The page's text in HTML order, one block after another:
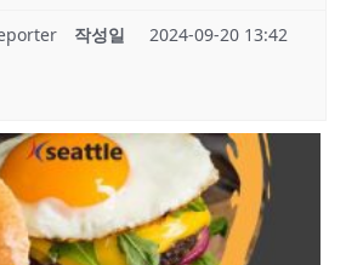
작성일 2024-09-20 13:42